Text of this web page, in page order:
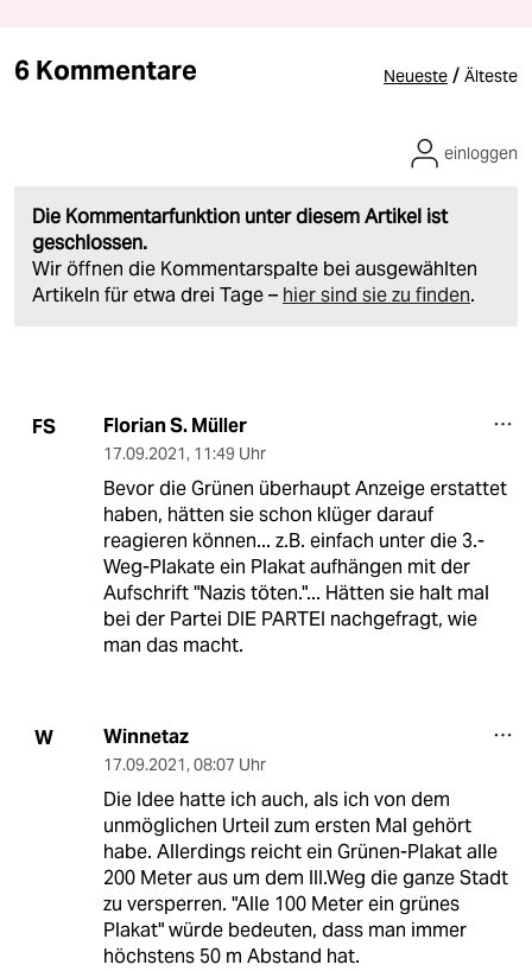
6 Kommentare Neueste / Älteste
Die Kommentarfunktion unter diesem Artikel ist
geschlossen.
Wir öffnen die Kommentarspalte bei ausgewählten
Artikeln für etwa drei Tage – hier sind sie zu finden.
einloggen
FS Florian S. Müller
17.09.2021, 11:49 Uhr
Bevor die Grünen überhaupt Anzeige erstattet
haben, hätten sie schon klüger darauf
reagieren können... z.B. einfach unter die 3.-
Weg-Plakate ein Plakat aufhängen mit der
Aufschrift "Nazis töten."... Hätten sie halt mal
bei der Partei DIE PARTEI nachgefragt, wie
man das macht.
W Winnetaz
17.09.2021, 08:07 Uhr
Die Idee hatte ich auch, als ich von dem
unmöglichen Urteil zum ersten Mal gehört
habe. Allerdings reicht ein Grünen-Plakat alle
200 Meter aus um dem III.Weg die ganze Stadt
zu versperren. "Alle 100 Meter ein grünes
Plakat" würde bedeuten, dass man immer
höchstens 50 m Abstand hat.